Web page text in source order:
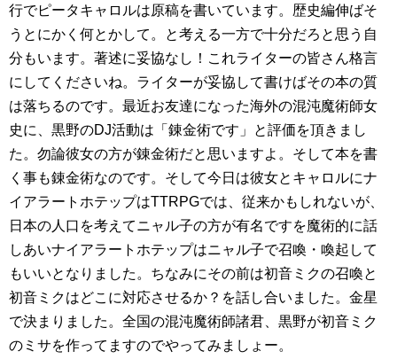
行でピータキャロルは原稿を書いています。歴史編伸ばそ
うとにかく何とかして。と考える一方で十分だろと思う自
分もいます。著述に妥協なし！これライターの皆さん格言
にしてくださいね。ライターが妥協して書けばその本の質
は落ちるのです。最近お友達になった海外の混沌魔術師女
史に、黒野のDJ活動は「錬金術です」と評価を頂きまし
た。勿論彼女の方が錬金術だと思いますよ。そして本を書
く事も錬金術なのです。そして今日は彼女とキャロルにナ
イアラートホテップはTTRPGでは、従来かもしれないが、
日本の人口を考えてニャル子の方が有名ですを魔術的に話
しあいナイアラートホテップはニャル子で召喚・喚起して
もいいとなりました。ちなみにその前は初音ミクの召喚と
初音ミクはどこに対応させるか？を話し合いました。金星
で決まりました。全国の混沌魔術師諸君、黒野が初音ミク
のミサを作ってますのでやってみましょー。